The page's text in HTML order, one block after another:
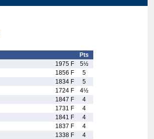
Pts
1975 F
5½
1856 F
5
1834 F
5
1724 F
4½
1847 F
4
1731 F
4
1841 F
4
1837 F
4
1338 F
4